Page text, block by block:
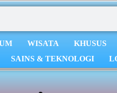
WISATA KHUSUS
SAINS & TEKNOLOGI